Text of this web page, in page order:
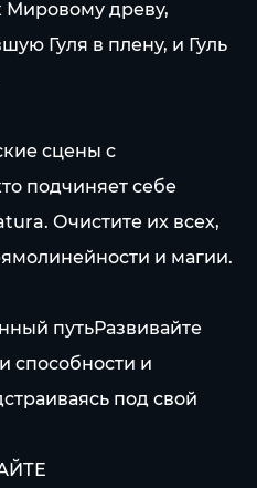
Мировому древу,
Гуля в плену, и Гуль
сцены с
подчиняет себе
Очистите их всех,
и магии.
путьРазвивайте
способности и
под свой